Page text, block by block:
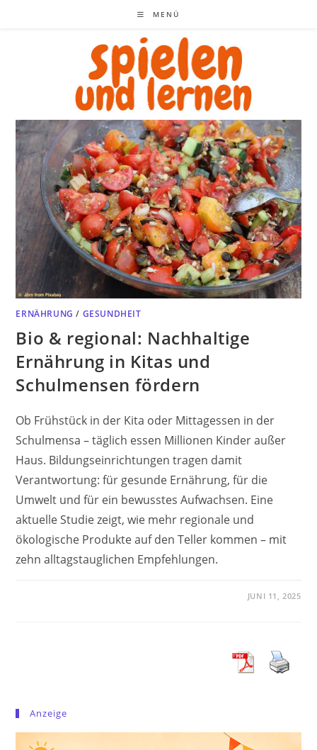
MENÜ
ERNÄHRUNG / GESUNDHEIT
Bio & regional: Nachhaltige
Ernährung in Kitas und
Schulmensen fördern
Ob Frühstück in der Kita oder Mittagessen in der
Schulmensa – täglich essen Millionen Kinder außer
Haus. Bildungseinrichtungen tragen damit
Verantwortung: für gesunde Ernährung, für die
Umwelt und für ein bewusstes Aufwachsen. Eine
aktuelle Studie zeigt, wie mehr regionale und
ökologische Produkte auf den Teller kommen – mit
zehn alltagstauglichen Empfehlungen.
JUNI 11, 2025
Anzeige